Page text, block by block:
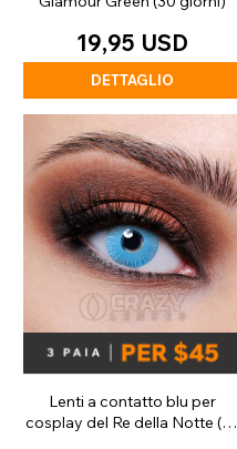
19,95 USD
DETTAGLIO
Lenti a contatto blu per
cosplay del Re della Notte (30